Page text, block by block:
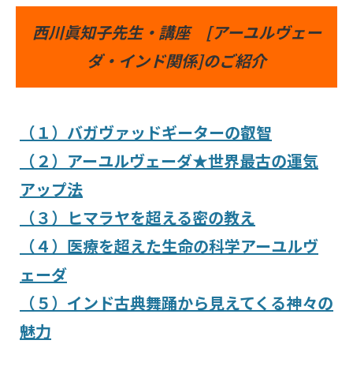
西川眞知子先生・講座 [アーユルヴェー
ダ・インド関係]のご紹介
（１）バガヴァッドギーターの叡智
（２）アーユルヴェーダ★世界最古の運気
アップ法
（３）ヒマラヤを超える密の教え
（４）医療を超えた生命の科学アーユルヴ
ェーダ
（５）インド古典舞踊から見えてくる神々の
魅力